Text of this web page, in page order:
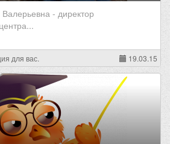
- директор
для вас. 19.03.15